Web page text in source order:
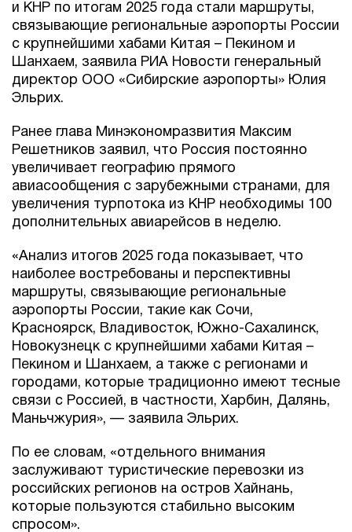
и КНР по итогам 2025 года стали маршруты,
связывающие региональные аэропорты России
с крупнейшими хабами Китая – Пекином и
Шанхаем, заявила РИА Новости генеральный
директор ООО «Сибирские аэропорты» Юлия
Эльрих.
Ранее глава Минэкономразвития Максим
Решетников заявил, что Россия постоянно
увеличивает географию прямого
авиасообщения с зарубежными странами, для
увеличения турпотока из КНР необходимы 100
дополнительных авиарейсов в неделю.
«Анализ итогов 2025 года показывает, что
наиболее востребованы и перспективны
маршруты, связывающие региональные
аэропорты России, такие как Сочи,
Красноярск, Владивосток, Южно-Сахалинск,
Новокузнецк с крупнейшими хабами Китая –
Пекином и Шанхаем, а также с регионами и
городами, которые традиционно имеют тесные
связи с Россией, в частности, Харбин, Далянь,
Маньчжурия», — заявила Эльрих.
По ее словам, «отдельного внимания
заслуживают туристические перевозки из
российских регионов на остров Хайнань,
которые пользуются стабильно высоким
спросом».